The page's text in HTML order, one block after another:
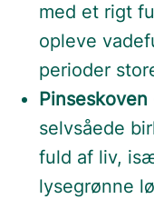
med et rigt
opleve
perioder
Pinseskoven
selvsåede
fuld af liv,
lysegrønne